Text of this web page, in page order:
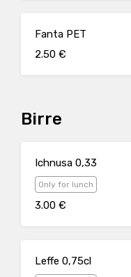
Fanta PET
2.50 €
Birre
Ichnusa 0,33
Only for lunch
3.00 €
Leffe 0,75cl